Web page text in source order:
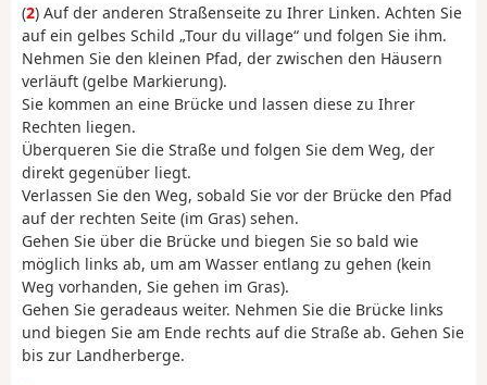
(2) Auf der anderen Straßenseite zu Ihrer Linken. Achten Sie
auf ein gelbes Schild „Tour du village“ und folgen Sie ihm.
Nehmen Sie den kleinen Pfad, der zwischen den Häusern
verläuft (gelbe Markierung).
Sie kommen an eine Brücke und lassen diese zu Ihrer
Rechten liegen.
Überqueren Sie die Straße und folgen Sie dem Weg, der
direkt gegenüber liegt.
Verlassen Sie den Weg, sobald Sie vor der Brücke den Pfad
auf der rechten Seite (im Gras) sehen.
Gehen Sie über die Brücke und biegen Sie so bald wie
möglich links ab, um am Wasser entlang zu gehen (kein
Weg vorhanden, Sie gehen im Gras).
Gehen Sie geradeaus weiter. Nehmen Sie die Brücke links
und biegen Sie am Ende rechts auf die Straße ab. Gehen Sie
bis zur Landherberge.